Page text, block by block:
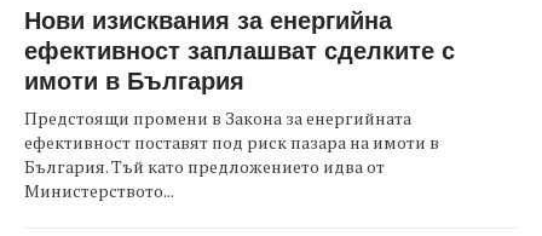
Нови изисквания за енергийна
ефективност заплашват сделките с
имоти в България
Предстоящи промени в Закона за енергийната
ефективност поставят под риск пазара на имоти в
България. Тъй като предложението идва от
Министерството...